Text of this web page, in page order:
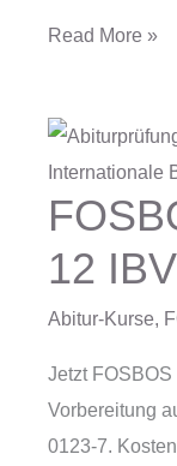
Read More »
12
Abitur-Kurse,
Jetzt
Vorbereitung
0123-7.
FOSBOS
12
IBV